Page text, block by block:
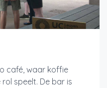
café, waar koffie
speelt. De bar is